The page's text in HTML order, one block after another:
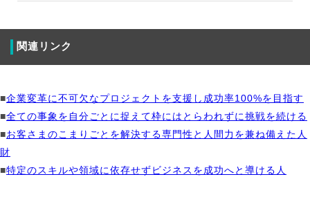
関連リンク
■企業変革に不可欠なプロジェクトを支援し成功率100%を目指す
■全ての事象を自分ごとに捉えて枠にはとらわれずに挑戦を続ける
■お客さまのこまりごとを解決する専門性と人間力を兼ね備えた人
財
■特定のスキルや領域に依存せずビジネスを成功へと導ける人